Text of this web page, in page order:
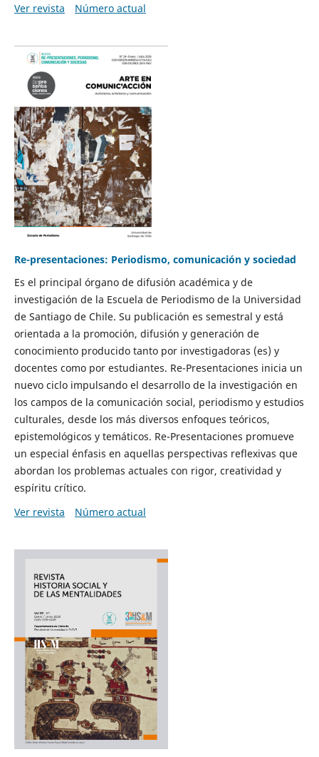
Ver revista
Número actual
Re-presentaciones: Periodismo, comunicación y sociedad
Es el principal órgano de difusión académica y de
investigación de la Escuela de Periodismo de la Universidad
de Santiago de Chile. Su publicación es semestral y está
orientada a la promoción, difusión y generación de
conocimiento producido tanto por investigadoras (es) y
docentes como por estudiantes. Re-Presentaciones inicia un
nuevo ciclo impulsando el desarrollo de la investigación en
los campos de la comunicación social, periodismo y estudios
culturales, desde los más diversos enfoques teóricos,
epistemológicos y temáticos. Re-Presentaciones promueve
un especial énfasis en aquellas perspectivas reflexivas que
abordan los problemas actuales con rigor, creatividad y
espíritu crítico.
Ver revista
Número actual